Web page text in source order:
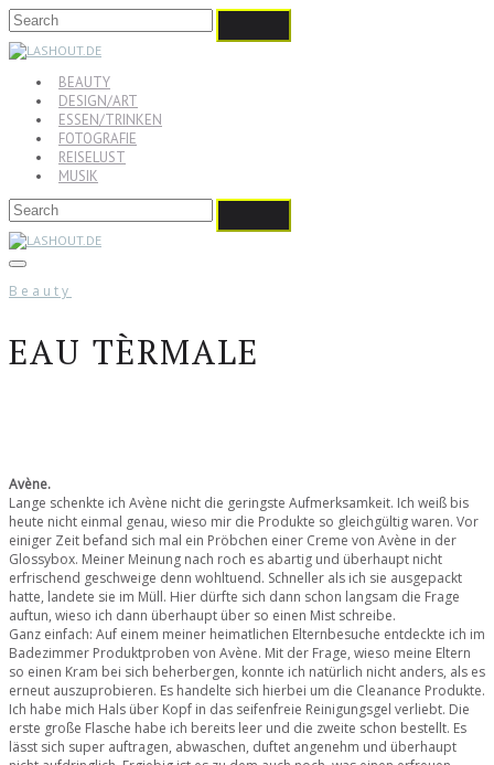
BEAUTY
DESIGN/ART
ESSEN/TRINKEN
FOTOGRAFIE
REISELUST
MUSIK
Beauty
EAU TÈRMALE
Avène.
Lange schenkte ich Avène nicht die geringste Aufmerksamkeit. Ich weiß bis
heute nicht einmal genau, wieso mir die Produkte so gleichgültig waren. Vor
einiger Zeit befand sich mal ein Pröbchen einer Creme von Avène in der
Glossybox. Meiner Meinung nach roch es abartig und überhaupt nicht
erfrischend geschweige denn wohltuend. Schneller als ich sie ausgepackt
hatte, landete sie im Müll. Hier dürfte sich dann schon langsam die Frage
auftun, wieso ich dann überhaupt über so einen Mist schreibe.
Ganz einfach: Auf einem meiner heimatlichen Elternbesuche entdeckte ich im
Badezimmer Produktproben von Avène. Mit der Frage, wieso meine Eltern
so einen Kram bei sich beherbergen, konnte ich natürlich nicht anders, als es
erneut auszuprobieren. Es handelte sich hierbei um die Cleanance Produkte.
Ich habe mich Hals über Kopf in das seifenfreie Reinigungsgel verliebt. Die
erste große Flasche habe ich bereits leer und die zweite schon bestellt. Es
lässt sich super auftragen, abwaschen, duftet angenehm und überhaupt